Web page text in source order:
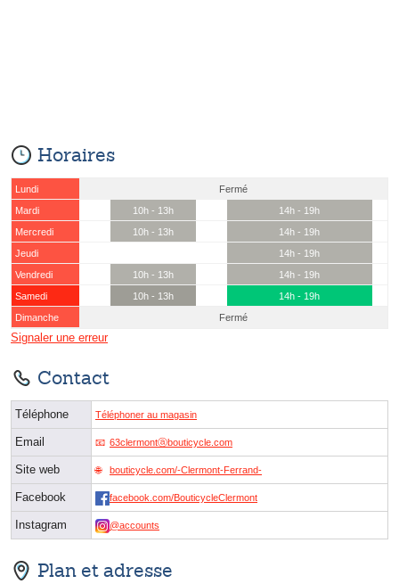
Horaires
Lundi
Fermé
Mardi
10h - 13h
14h - 19h
Mercredi
10h - 13h
14h - 19h
Jeudi
14h - 19h
Vendredi
10h - 13h
14h - 19h
Samedi
10h - 13h
14h - 19h
Dimanche
Fermé
Signaler une erreur
Contact
Téléphone Téléphoner au magasin
Email 63clermontⓐbouticycle.com
Site web bouticycle.com/-Clermont-Ferrand-
Facebook facebook.com/BouticycleClermont
Instagram @accounts
Plan et adresse